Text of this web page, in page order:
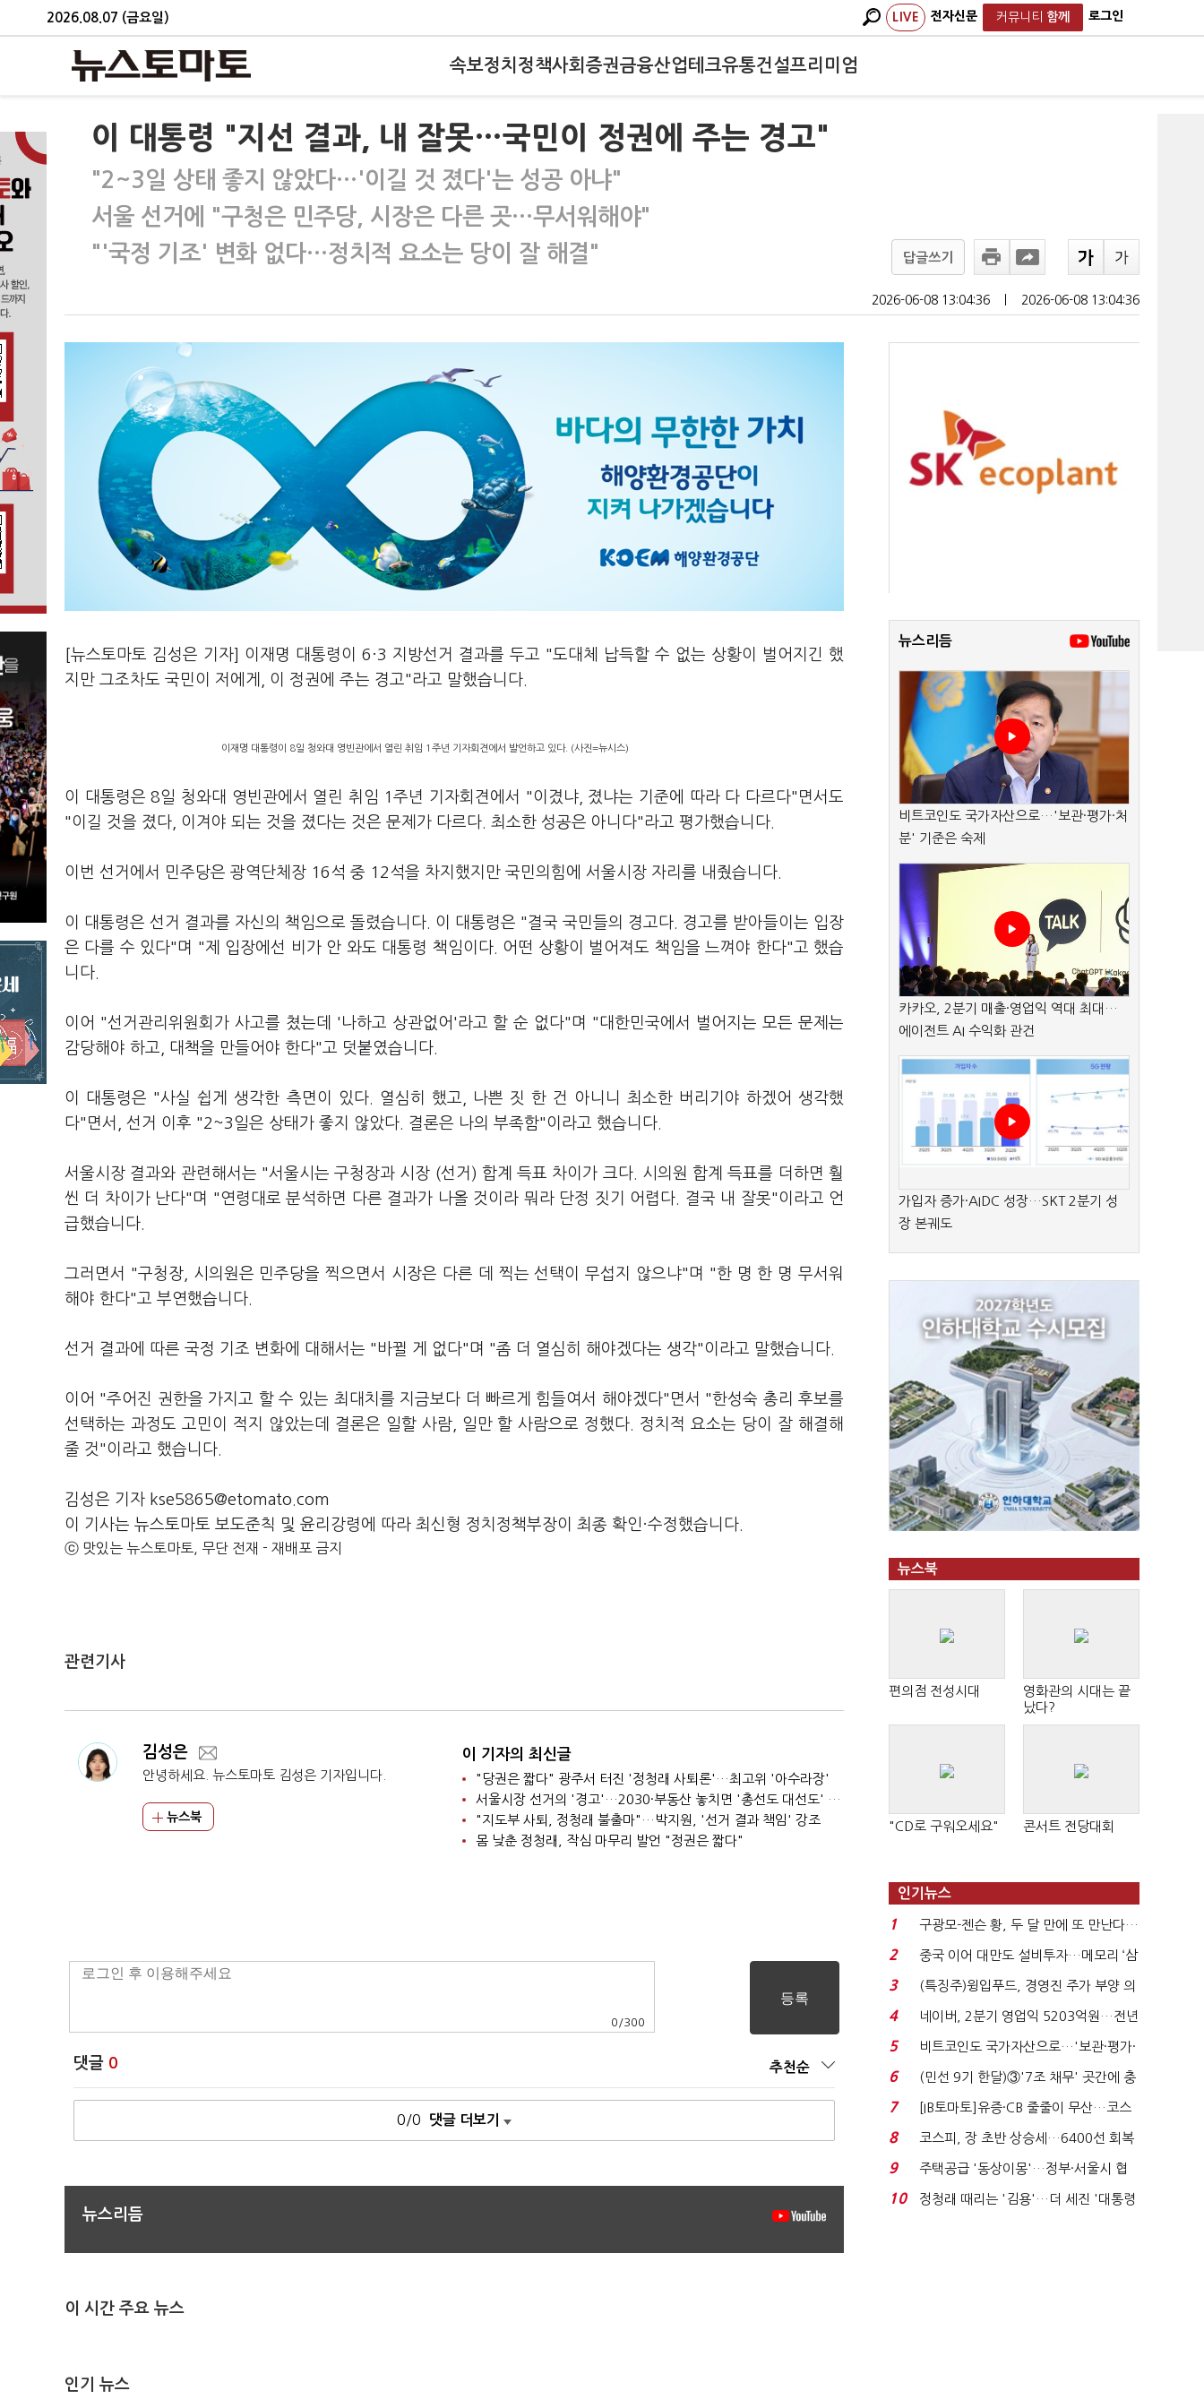
2026.08.07 (금요일) LIVE 전자신문 커뮤니티 함께 로그인
속보정치 정책사회 증권금융산업테크유통건설프리미엄
이 대통령 "지선 결과, 내 잘못…국민이 정권에 주는 경고"
"2~3일 상태 좋지 않았다…'이길 것 졌다'는 성공 아냐"
서울 선거에 "구청은 민주당, 시장은 다른 곳…무서워해야"
"'국정 기조' 변화 없다…정치적 요소는 당이 잘 해결"
답글쓰기
2026-06-08 13:04:36 2026-06-08 13:04:36
[뉴스토마토 김성은 기자] 이재명 대통령이 6·3 지방선거 결과를 두고 "도대체 납득할 수 없는 상황이 벌어지긴 했
지만 그조차도 국민이 저에게, 이 정권에 주는 경고"라고 말했습니다.
이재명 대통령이 8일 청와대 영빈관에서 열린 취임 1주년 기자회견에서 발언하고 있다. (사진=뉴시스)
이 대통령은 8일 청와대 영빈관에서 열린 취임 1주년 기자회견에서 "이겼냐, 졌냐는 기준에 따라 다 다르다"면서도
"이길 것을 졌다, 이겨야 되는 것을 졌다는 것은 문제가 다르다. 최소한 성공은 아니다"라고 평가했습니다.
이번 선거에서 민주당은 광역단체장 16석 중 12석을 차지했지만 국민의힘에 서울시장 자리를 내줬습니다.
이 대통령은 선거 결과를 자신의 책임으로 돌렸습니다. 이 대통령은 "결국 국민들의 경고다. 경고를 받아들이는 입장
은 다를 수 있다"며 "제 입장에선 비가 안 와도 대통령 책임이다. 어떤 상황이 벌어져도 책임을 느껴야 한다"고 했습
니다.
이어 "선거관리위원회가 사고를 쳤는데 '나하고 상관없어'라고 할 순 없다"며 "대한민국에서 벌어지는 모든 문제는
감당해야 하고, 대책을 만들어야 한다"고 덧붙였습니다.
이 대통령은 "사실 쉽게 생각한 측면이 있다. 열심히 했고, 나쁜 짓 한 건 아니니 최소한 버리기야 하겠어 생각했
다"면서, 선거 이후 "2~3일은 상태가 좋지 않았다. 결론은 나의 부족함"이라고 했습니다.
서울시장 결과와 관련해서는 "서울시는 구청장과 시장 (선거) 합계 득표 차이가 크다. 시의원 합계 득표를 더하면 훨
씬 더 차이가 난다"며 "연령대로 분석하면 다른 결과가 나올 것이라 뭐라 단정 짓기 어렵다. 결국 내 잘못"이라고 언
급했습니다.
그러면서 "구청장, 시의원은 민주당을 찍으면서 시장은 다른 데 찍는 선택이 무섭지 않으냐"며 "한 명 한 명 무서워
해야 한다"고 부연했습니다.
선거 결과에 따른 국정 기조 변화에 대해서는 "바뀔 게 없다"며 "좀 더 열심히 해야겠다는 생각"이라고 말했습니다.
이어 "주어진 권한을 가지고 할 수 있는 최대치를 지금보다 더 빠르게 힘들여서 해야겠다"면서 "한성숙 총리 후보를
선택하는 과정도 고민이 적지 않았는데 결론은 일할 사람, 일만 할 사람으로 정했다. 정치적 요소는 당이 잘 해결해
줄 것"이라고 했습니다.
김성은 기자 kse5865@etomato.com
이 기사는 뉴스토마토 보도준칙 및 윤리강령에 따라 최신형 정치정책부장이 최종 확인·수정했습니다.
ⓒ 맛있는 뉴스토마토, 무단 전재 - 재배포 금지
관련기사
김성은
안녕하세요. 뉴스토마토 김성은 기자입니다.
뉴스북
이 기자의 최신글
"당권은 짧다" 광주서 터진 '정청래 사퇴론'…최고위 '아수라장'
서울시장 선거의 '경고'…2030·부동산 놓치면 '총선도 대선도' 패배
"지도부 사퇴, 정청래 불출마"…박지원, '선거 결과 책임' 강조
몸 낮춘 정청래, 작심 마무리 발언 "정권은 짧다"
0 /300
댓글 0 추천순
0/0 댓글 더보기
뉴스리듬
이 시간 주요 뉴스
인기 뉴스
뉴스리듬
비트코인도 국가자산으로…'보관·평가·처
분' 기준은 숙제
카카오, 2분기 매출·영업익 역대 최대…
에이전트 AI 수익화 관건
가입자 증가·AIDC 성장…SKT 2분기 성
장 본궤도
뉴스북
편의점 전성시대
영화관의 시대는 끝
났다?
"CD로 구워오세요" 콘서트 전당대회
인기뉴스
1
구광모-젠슨 황, 두 달 만에 또 만난다…
로봇·AI 등 논...
2
중국 이어 대만도 설비투자…메모리 ‘삼
국전쟁’
3
(특징주)윙입푸드, 경영진 주가 부양 의
지에 상한가...
4
네이버, 2분기 영업익 5203억원…전년
비 0.2% 감소...
5
비트코인도 국가자산으로…'보관·평가·
처분' 기준은 ...
6
(민선 9기 한달)③'7조 채무' 곳간에 충
격…추미애, 20년...
7
[IB토마토]유증·CB 줄줄이 무산…코스
닥 벌점 급증에 ...
8
코스피, 장 초반 상승세…6400선 회복
시도
9
주택공급 '동상이몽'…정부·서울시 협
력 없으면 '공수표'...
10
정청래 때리는 '김용'…더 세진 '대통령